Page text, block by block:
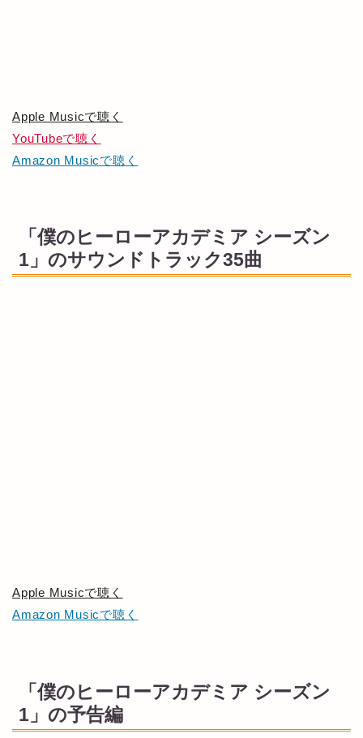
Apple Musicで聴く
YouTubeで聴く
Amazon Musicで聴く
「僕のヒーローアカデミア シーズン
1」のサウンドトラック35曲
Apple Musicで聴く
Amazon Musicで聴く
「僕のヒーローアカデミア シーズン
1」の予告編